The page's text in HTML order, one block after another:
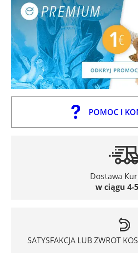
POMOC I
Dostawa
w ciągu 4-
SATYSFAKCJA LUB ZWROT